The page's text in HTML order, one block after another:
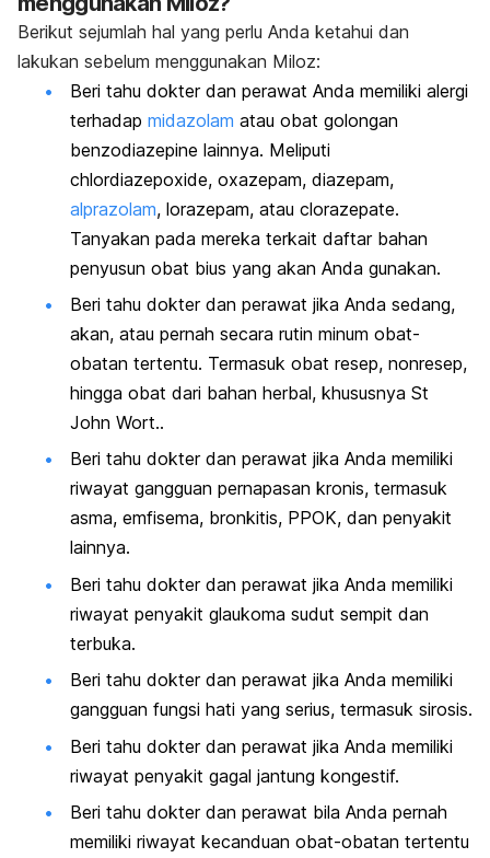
Berikut sejumlah hal yang perlu Anda ketahui dan
lakukan sebelum menggunakan Miloz:
Beri tahu dokter dan perawat Anda memiliki alergi
terhadap midazolam atau obat golongan
benzodiazepine lainnya. Meliputi
chlordiazepoxide, oxazepam, diazepam,
alprazolam, lorazepam, atau clorazepate.
Tanyakan pada mereka terkait daftar bahan
penyusun obat bius yang akan Anda gunakan.
Beri tahu dokter dan perawat jika Anda sedang,
akan, atau pernah secara rutin minum obat-
obatan tertentu. Termasuk obat resep, nonresep,
hingga obat dari bahan herbal, khususnya St
John Wort..
Beri tahu dokter dan perawat jika Anda memiliki
riwayat gangguan pernapasan kronis, termasuk
asma, emfisema, bronkitis, PPOK, dan penyakit
lainnya.
Beri tahu dokter dan perawat jika Anda memiliki
riwayat penyakit glaukoma sudut sempit dan
terbuka.
Beri tahu dokter dan perawat jika Anda memiliki
gangguan fungsi hati yang serius, termasuk sirosis.
Beri tahu dokter dan perawat jika Anda memiliki
riwayat penyakit gagal jantung kongestif.
Beri tahu dokter dan perawat bila Anda pernah
memiliki riwayat kecanduan obat-obatan tertentu